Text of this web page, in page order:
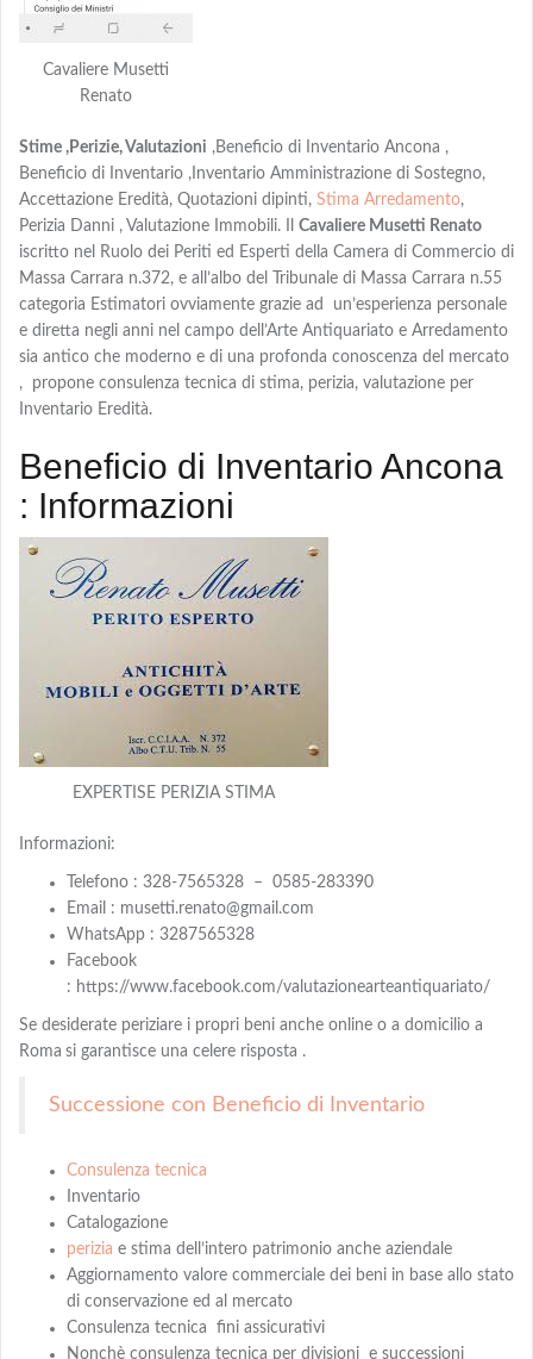
Cavaliere Musetti
Renato
Stime ,Perizie, Valutazioni ,Beneficio di Inventario Ancona ,
Beneficio di Inventario ,Inventario Amministrazione di Sostegno,
Accettazione Eredità, Quotazioni dipinti, Stima Arredamento,
Perizia Danni , Valutazione Immobili. Il Cavaliere Musetti Renato
iscritto nel Ruolo dei Periti ed Esperti della Camera di Commercio di
Massa Carrara n.372, e all’albo del Tribunale di Massa Carrara n.55
categoria Estimatori ovviamente grazie ad un’esperienza personale
e diretta negli anni nel campo dell’Arte Antiquariato e Arredamento
sia antico che moderno e di una profonda conoscenza del mercato
, propone consulenza tecnica di stima, perizia, valutazione per
Inventario Eredità.
Beneficio di Inventario Ancona
: Informazioni
EXPERTISE PERIZIA STIMA
Informazioni:
Telefono : 328-7565328 – 0585-283390
Email : musetti.renato@gmail.com
WhatsApp : 3287565328
Facebook
: https://www.facebook.com/valutazionearteantiquariato/
Se desiderate periziare i propri beni anche online o a domicilio a
Roma si garantisce una celere risposta .
Successione con Beneficio di Inventario
Consulenza tecnica
Inventario
Catalogazione
perizia e stima dell’intero patrimonio anche aziendale
Aggiornamento valore commerciale dei beni in base allo stato
di conservazione ed al mercato
Consulenza tecnica fini assicurativi
Nonchè consulenza tecnica per divisioni e successioni